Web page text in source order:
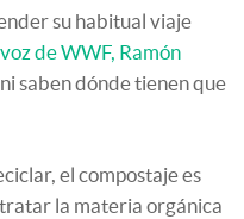
su habitual viaje
de WWF, Ramón
saben dónde tienen que
el compostaje es
la materia orgánica